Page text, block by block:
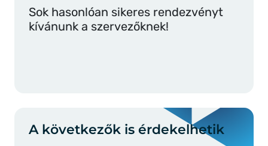
Sok hasonlóan sikeres rendezvényt
kívánunk a szervezőknek!
A következők is érdekelhetik